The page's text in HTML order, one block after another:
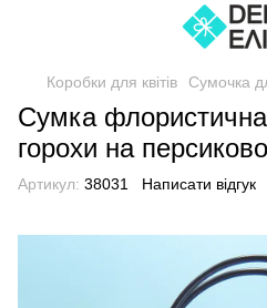
Коробки для квітів Сумочка
Сумка
горохи на
Артикул: 38031 Написати відгук